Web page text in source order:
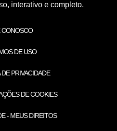
interativo e completo.
CONOSCO
DE USO
PRIVACIDADE
DE COOKIES
- MEUS DIREITOS